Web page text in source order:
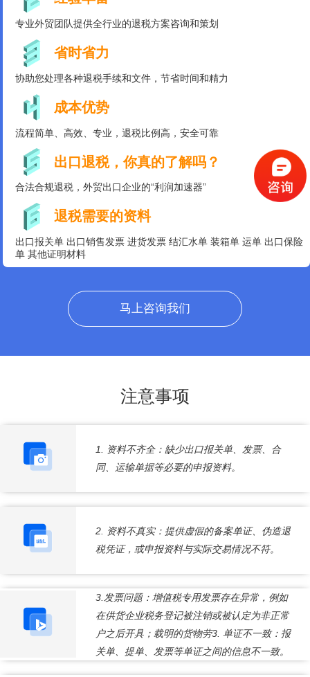
专业外贸团队提供全行业的退税方案咨询和策划
省时省力
协助您处理各种退税手续和文件，节省时间和精力
成本优势
流程简单、高效、专业，退税比例高，安全可靠
出口退税，你真的了解吗？
合法合规退税，外贸出口企业的“利润加速器”
退税需要的资料
出口报关单 出口销售发票 进货发票 结汇水单 装箱单 运单 出口保险
单 其他证明材料
马上咨询我们
注意事项
1. 资料不齐全：缺少出口报关单、发票、合
同、运输单据等必要的申报资料。
2. 资料不真实：提供虚假的备案单证、伪造退
税凭证，或申报资料与实际交易情况不符。
3.发票问题：增值税专用发票存在异常，例如
在供货企业税务登记被注销或被认定为非正常
户之后开具；载明的货物劳3. 单证不一致：报
关单、提单、发票等单证之间的信息不一致。